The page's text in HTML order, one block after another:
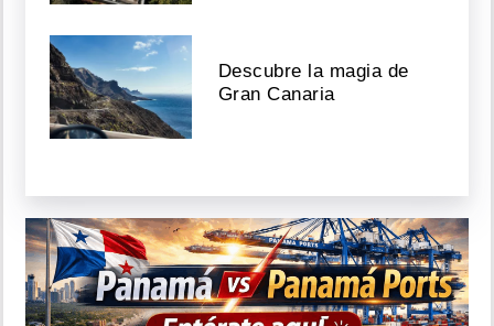
Descubre la magia de
Gran Canaria